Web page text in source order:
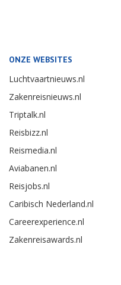
ONZE WEBSITES
Luchtvaartnieuws.nl
Zakenreisnieuws.nl
Triptalk.nl
Reisbizz.nl
Reismedia.nl
Aviabanen.nl
Reisjobs.nl
Caribisch Nederland.nl
Careerexperience.nl
Zakenreisawards.nl